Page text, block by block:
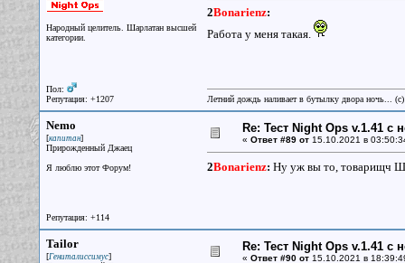
Народный целитель. Шарлатан высшей
категории.
Пол:
Репутация: +1207
2Bonarienz:
Работа у меня такая.
Летний дождь наливает в бутылку двора ночь...
Nemo
[капитан]
Прирожденный Джаец
Я люблю этот Форум!
Репутация: +114
Re: Тест Night Ops v.1.41 с
« Ответ #89 от15.10.2021 в
2Bonarienz: Ну уж вы то, товарищч
Tailor
[Гениталиссимус]
Re: Тест Night Ops v.1.41 с
« Ответ #90 от15.10.2021 в